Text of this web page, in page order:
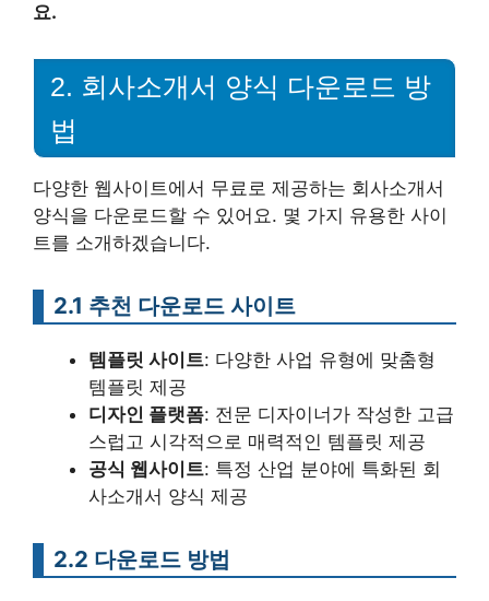
요.
2. 회사소개서 양식 다운로드 방
법
다양한 웹사이트에서 무료로 제공하는 회사소개서
양식을 다운로드할 수 있어요. 몇 가지 유용한 사이
트를 소개하겠습니다.
2.1 추천 다운로드 사이트
템플릿 사이트: 다양한 사업 유형에 맞춤형
템플릿 제공
디자인 플랫폼: 전문 디자이너가 작성한 고급
스럽고 시각적으로 매력적인 템플릿 제공
공식 웹사이트: 특정 산업 분야에 특화된 회
사소개서 양식 제공
2.2 다운로드 방법